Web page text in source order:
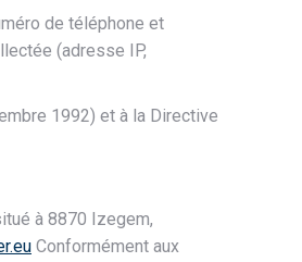
de téléphone et
(adresse IP,
1992) et à la Directive
à 8870 Izegem,
Conformément aux